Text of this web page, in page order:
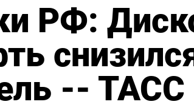
РФ:
-- ТАСС